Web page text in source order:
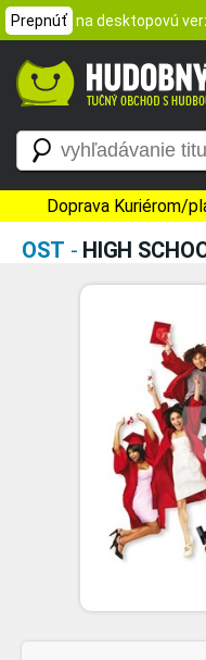
Prepnúť na desktopovú
Doprava Kuriérom/
OST - HIGH SCHOOL MUSICAL 3